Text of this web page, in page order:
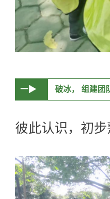
一▶ 破冰， 组建团
彼此认识，初